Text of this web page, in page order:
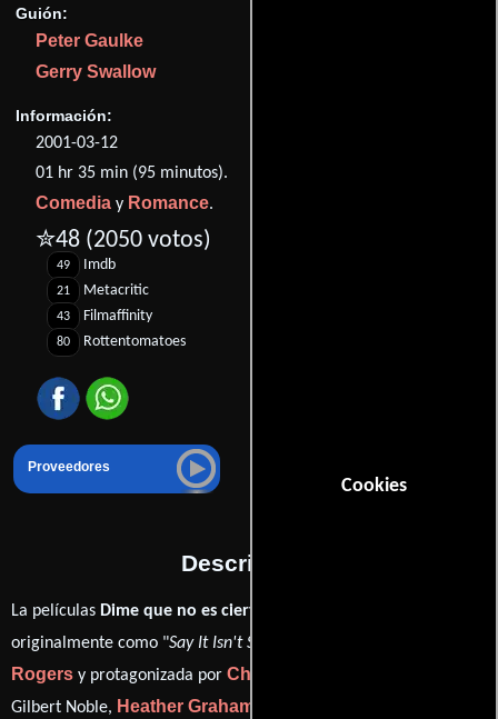
Cookies
Guión:
Peter Gaulke
Gerry Swallow
Información:
2001-03-12
01 hr 35 min (95 minutos).
Comedia y Romance.
✮48 (2050 votos)
49 Imdb
21 Metacritic
43 Filmaffinity
80 Rottentomatoes
Proveedores
Descripción
La películas Dime que no es cierto
originalmente como "Say It Isn't So
Rogers y protagonizada por Chris Klein
Gilbert Noble, Heather Graham